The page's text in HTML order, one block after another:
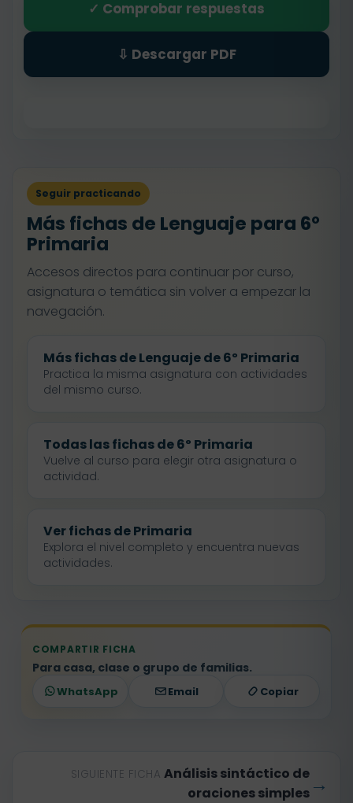
✓ Comprobar respuestas
⇩ Descargar PDF
Seguir practicando
Más fichas de Lenguaje para 6º
Primaria
Accesos directos para continuar por curso,
asignatura o temática sin volver a empezar la
navegación.
Más fichas de Lenguaje de 6º Primaria
Practica la misma asignatura con actividades
del mismo curso.
Todas las fichas de 6º Primaria
Vuelve al curso para elegir otra asignatura o
actividad.
Ver fichas de Primaria
Explora el nivel completo y encuentra nuevas
actividades.
COMPARTIR FICHA
Para casa, clase o grupo de familias.
WhatsApp Email Copiar
SIGUIENTE FICHA Análisis sintáctico de
oraciones simples →